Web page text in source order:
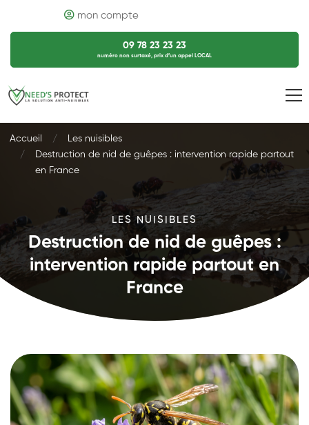
mon compte
09 78 23 23 23
numéro non surtaxé, prix d’un appel LOCAL
Accueil
Les nuisibles
Destruction de nid de guêpes : intervention rapide partout
en France
LES NUISIBLES
Destruction de nid de guêpes :
intervention rapide partout en
France